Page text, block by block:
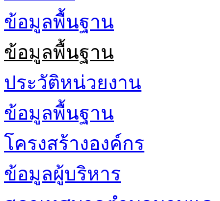
ข้อมูลพื้นฐาน
ข้อมูลพื้นฐาน
ประวัติหน่วยงาน
ข้อมูลพื้นฐาน
โครงสร้างองค์กร
ข้อมูลผู้บริหาร